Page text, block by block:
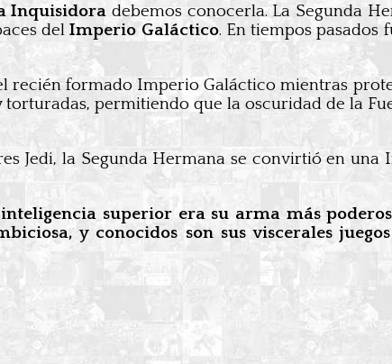
Inquisidora debemos conocerla. La Segunda
delImperio Galáctico. En tiempos pasados
recién formado Imperio Galáctico mientras
permitiendo que la oscuridad de la
Jedi, la Segunda Hermana se convirtió en
superior era su arma más
y conocidos son sus viscerales